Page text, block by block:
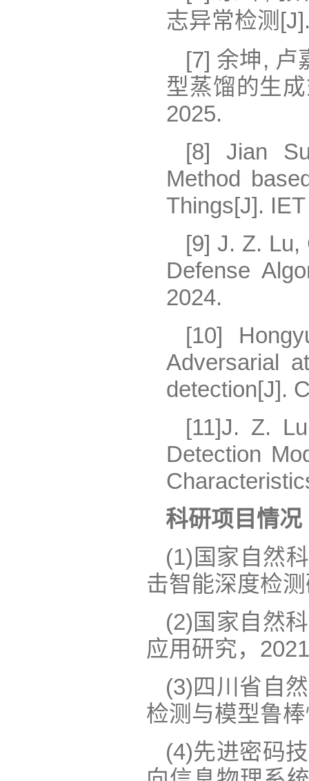
志异常检测
[7] 余坤, 卢
型蒸馏的生
2025.
[8] Jian
Method
Things[J].
[9] J. Z. Lu,
Defense
2024.
[10]
Adversarial
detection[J].
[11]J. Z.
Detection
科研项目情况
(1)国家自然
击智能深度检
(2)国家自然
应用研究，
(3)四川省自
检测与模型鲁
(4)先进密码